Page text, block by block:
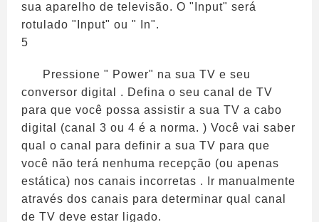
sua aparelho de televisão. O "Input" será
rotulado "Input" ou " In".
5
Pressione " Power" na sua TV e seu
conversor digital . Defina o seu canal de TV
para que você possa assistir a sua TV a cabo
digital (canal 3 ou 4 é a norma. ) Você vai saber
qual o canal para definir a sua TV para que
você não terá nenhuma recepção (ou apenas
estática) nos canais incorretas . Ir manualmente
através dos canais para determinar qual canal
de TV deve estar ligado.